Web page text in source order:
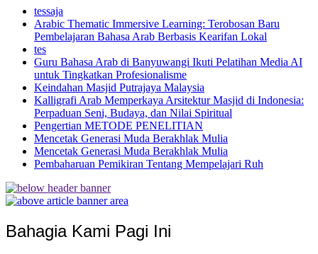
tessaja
Arabic Thematic Immersive Learning: Terobosan Baru
Pembelajaran Bahasa Arab Berbasis Kearifan Lokal
tes
Guru Bahasa Arab di Banyuwangi Ikuti Pelatihan Media AI
untuk Tingkatkan Profesionalisme
Keindahan Masjid Putrajaya Malaysia
Kalligrafi Arab Memperkaya Arsitektur Masjid di Indonesia:
Perpaduan Seni, Budaya, dan Nilai Spiritual
Pengertian METODE PENELITIAN
Mencetak Generasi Muda Berakhlak Mulia
Mencetak Generasi Muda Berakhlak Mulia
Pembaharuan Pemikiran Tentang Mempelajari Ruh
Bahagia Kami Pagi Ini